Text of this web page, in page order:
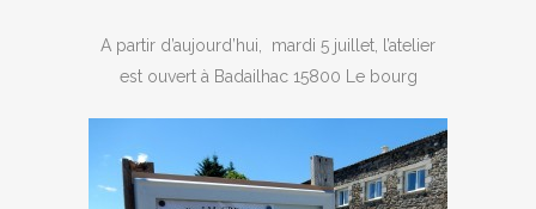
A partir d’aujourd’hui, mardi 5 juillet, l’atelier
est ouvert à Badailhac 15800 Le bourg